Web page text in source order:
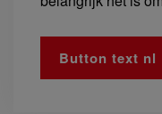
Button text